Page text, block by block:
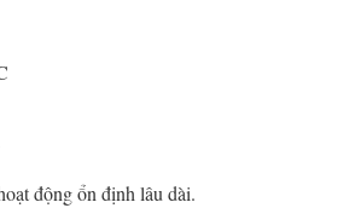
động ổn định lâu dài.